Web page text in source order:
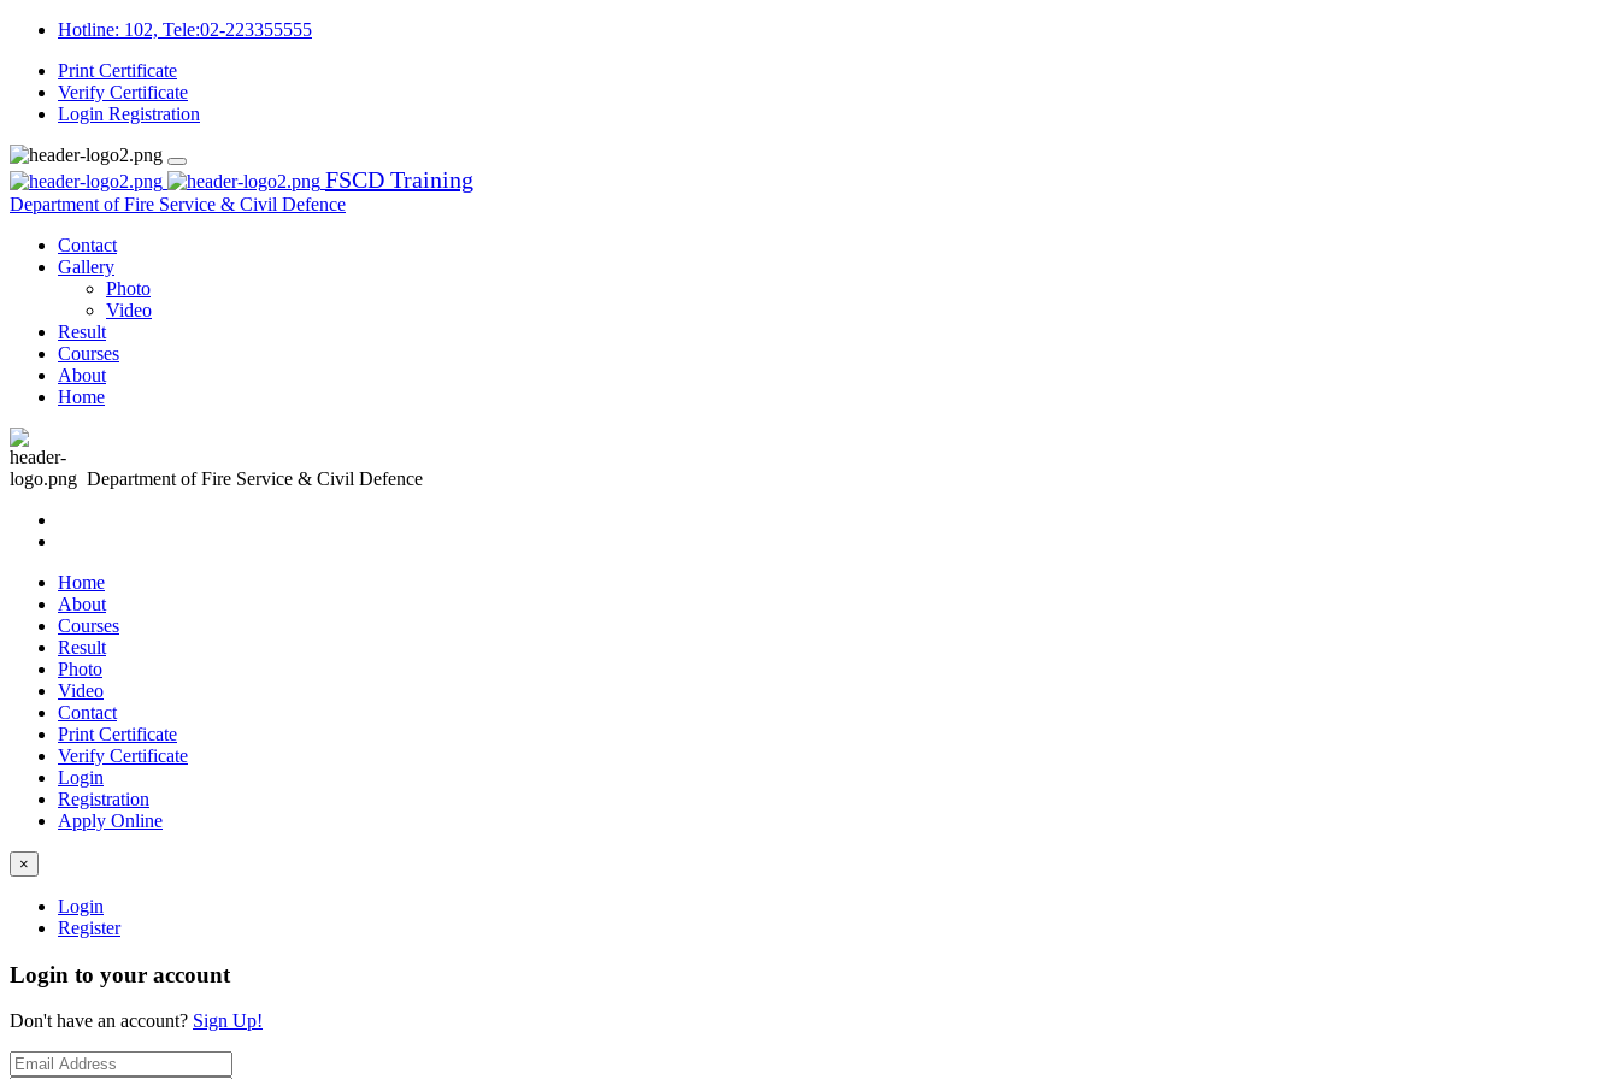
Hotline: 102, Tele:02-223355555
Print Certificate
Verify Certificate
Login Registration
FSCD Training
Department of Fire Service & Civil Defence
Contact
Gallery
Photo
Video
Result
Courses
About
Home
Department of Fire Service & Civil Defence
Home
About
Courses
Result
Photo
Video
Contact
Print Certificate
Verify Certificate
Login
Registration
Apply Online
×
Login
Register
Login to your account
Don't have an account? Sign Up!